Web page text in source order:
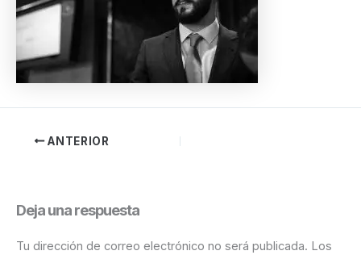
ANTERIOR
Deja una respuesta
Tu dirección de correo electrónico no será publicada. Los